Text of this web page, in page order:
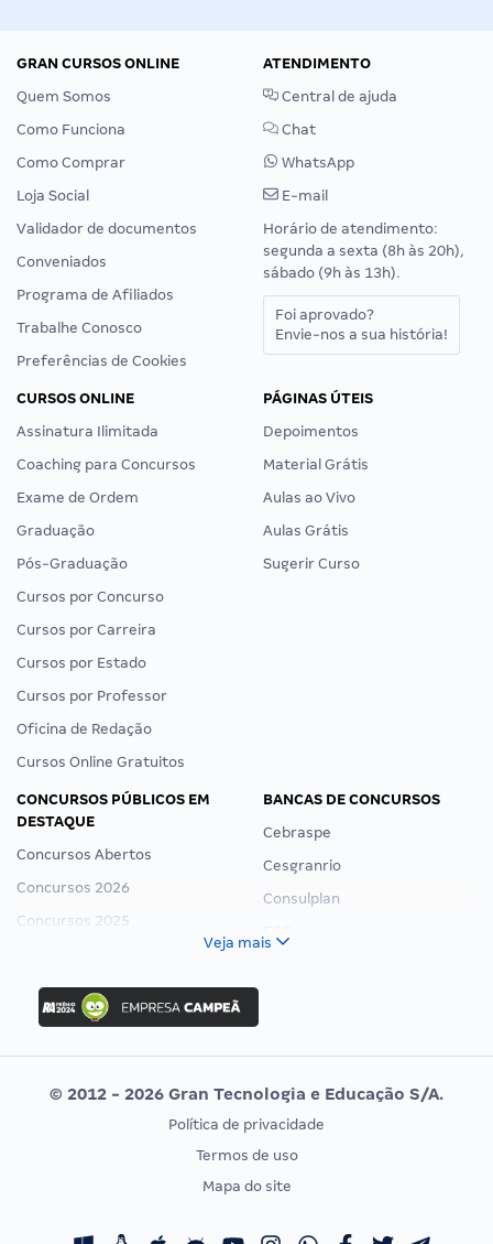
GRAN CURSOS ONLINE
Quem Somos
Como Funciona
Como Comprar
Loja Social
Validador de documentos
Conveniados
Programa de Afiliados
Trabalhe Conosco
Preferências de Cookies
ATENDIMENTO
Central de ajuda
Chat
WhatsApp
E-mail
Horário de atendimento:
segunda a sexta (8h às 20h),
sábado (9h às 13h).
Foi aprovado?
Envie-nos a sua história!
CURSOS ONLINE
Assinatura Ilimitada
Coaching para Concursos
Exame de Ordem
Graduação
Pós-Graduação
Cursos por Concurso
Cursos por Carreira
Cursos por Estado
Cursos por Professor
Oficina de Redação
Cursos Online Gratuitos
PÁGINAS ÚTEIS
Depoimentos
Material Grátis
Aulas ao Vivo
Aulas Grátis
Sugerir Curso
CONCURSOS PÚBLICOS EM
DESTAQUE
Concursos Abertos
Concursos 2026
Concursos 2025
Concurso Nacional Unificado
Concurso Ibama
Concurso MPU
Editais publicados
BANCAS DE CONCURSOS
Cebraspe
Cesgranrio
Consulplan
Vunesp
CONCURSOS POR PROFISSÃO
Concursos Fiscais
EXAME DE ORDEM
Calendário OAB
Veja mais
© 2012 - 2026 Gran Tecnologia e Educação S/A.
Política de privacidade
Termos de uso
Mapa do site